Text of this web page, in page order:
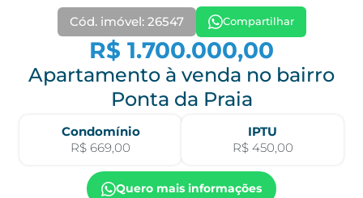
Cód. imóvel: 26547 Compartilhar
R$ 1.700.000,00
Apartamento à venda no bairro
Ponta da Praia
Condomínio
R$ 669,00
IPTU
R$ 450,00
Quero mais informações